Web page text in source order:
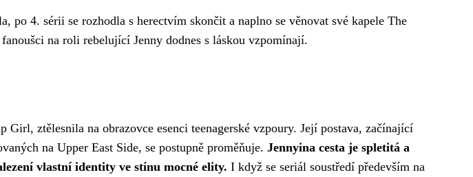
po 4. sérii se rozhodla s herectvím skončit a naplno se věnovat své kapele The
na roli rebelující Jenny dodnes s láskou vzpomínají.
ztělesnila na obrazovce esenci teenagerské vzpoury. Její postava, začínající
na Upper East Side, se postupně proměňuje. Jennyina cesta je spletitá a
vlastní identity ve stínu mocné elity. I když se seriál soustředí především na